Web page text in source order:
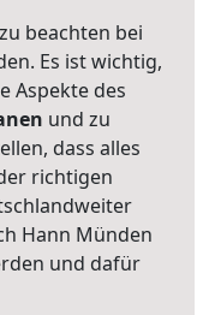
beachten bei
Es ist wichtig,
Aspekte des
und zu
dass alles
richtigen
Hann Münden
und dafür